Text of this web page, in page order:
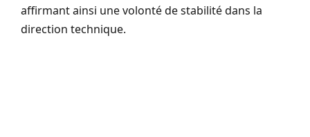
affirmant ainsi une volonté de stabilité dans la
direction technique.